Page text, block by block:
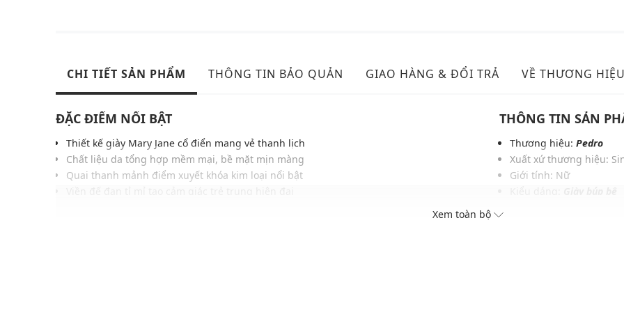
CHI TIẾT SẢN PHẨM THÔNG TIN BẢO QUẢN GIAO HÀNG & ĐỔI TRẢ VỀ THƯƠNG HIỆU
ĐẶC ĐIỂM NỔI BẬT
Thiết kế giày Mary Jane cổ điển mang vẻ thanh lịch
Chất liệu da tổng hợp mềm mại, bề mặt mịn màng
Quai thanh mảnh điểm xuyết khóa kim loại nổi bật
THÔNG TIN SẢN
Thương hiệu: Pedro
Xuất xứ thương hiệu:
Giới tính: Nữ
Xem toàn bộ